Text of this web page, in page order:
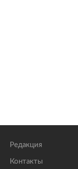
Редакция
Контакты